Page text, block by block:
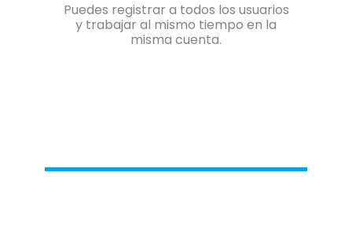
Puedes registrar a todos los usuarios
y trabajar al mismo tiempo en la
misma cuenta.